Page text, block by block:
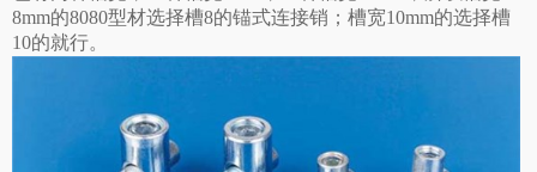
8mm的8080型材选择槽8的锚式连接销；槽宽10mm的选择槽
10的就行。